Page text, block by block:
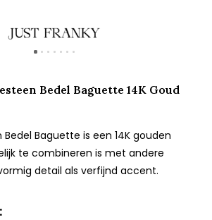
Bedel Baguette 14K Goud
Baguette is een 14K gouden
te combineren is met andere
detail als verfijnd accent.